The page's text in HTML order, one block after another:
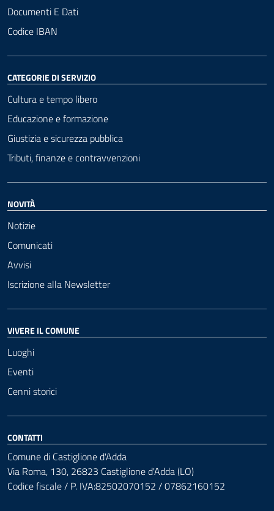
Documenti E Dati
Codice IBAN
CATEGORIE DI SERVIZIO
Cultura e tempo libero
Educazione e formazione
Giustizia e sicurezza pubblica
Tributi, finanze e contravvenzioni
NOVITÀ
Notizie
Comunicati
Avvisi
Iscrizione alla Newsletter
VIVERE IL COMUNE
Luoghi
Eventi
Cenni storici
CONTATTI
Comune di Castiglione d'Adda
Via Roma, 130, 26823 Castiglione d'Adda (LO)
Codice fiscale / P. IVA:82502070152 / 07862160152